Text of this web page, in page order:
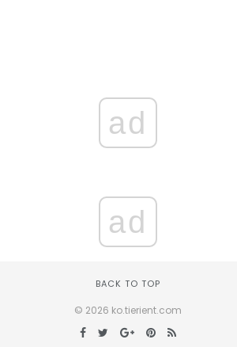
ad
ad
BACK TO TOP
© 2026 ko.tierient.com